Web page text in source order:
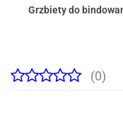
Grzbiety do
(0)